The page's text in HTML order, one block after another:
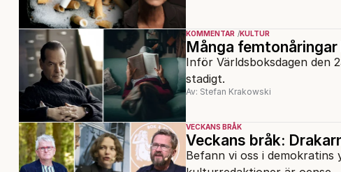
KOMMENTAR KULTUR
Många
Inför Världsboksdagen den
stadigt.
Av: Stefan Krakowski
VECKANS BRÅK
Veckans bråk:
Befann vi oss i